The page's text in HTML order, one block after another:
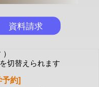
切替えられます
予約]